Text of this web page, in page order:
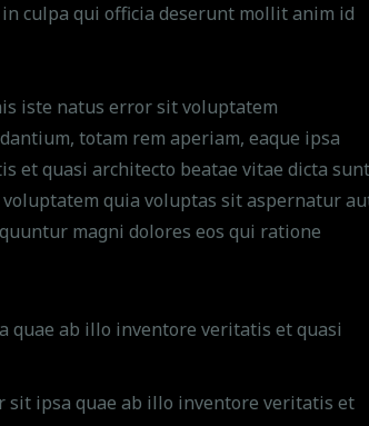
culpa qui officia deserunt mollit anim id
iste natus error sit voluptatem
totam rem aperiam, eaque ipsa
et quasi architecto beatae vitae dicta sunt
quia voluptas sit aspernatur
magni dolores eos qui ratione
quae ab illo inventore veritatis et quasi
sit ipsa quae ab illo inventore veritatis et